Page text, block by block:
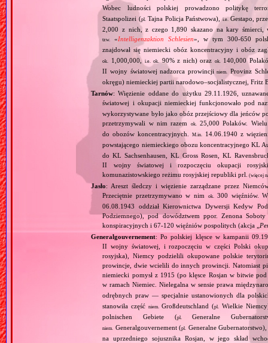
Wobec ludności polskiej prowadzono politykę
Staatspolizei (pl. Tajna Policja Państwowa),i.e.Gestapo,
2,000 z nich, z czego 1,890 skazano na kary śmierci,
tzw. «Intelligenzaktion Schlesien», w tym 300‐650
znajdował się niemiecki obóz koncentracyjny i obóz
ok. 1,000,000, i.e. ok. 90% z nich) oraz ok. 140,000
II wojny światowej nadzorca prowincjiniem. Provinz
okręgu) niemieckiej partii narodowo–socjalistycznej, Fritz
Tarnów: Więzienie oddane do użytku 29.11.1926,
światowej i okupacji niemieckiej funkcjonowało pod
wykorzystywane było jako obóz przejściowy dla jeńców
przetrzymywali w nim razem
ok. 25,000 Polaków.
do obozów koncentracyjnych.M.in.
14.06.1940 z
powstającego niemieckiego obozu koncentracyjnego KL
do KL Sachsenhausen, KL Gross Rosen, KL
II wojny światowej i rozpoczęciu okupacji
komunazistowskiego reżimu rosyjskiej republiki prl.
(więcej
Jasło: Areszt śledczy i więzienie zarządzane przez
Przeciętnie przetrzymywano w nim
ok.
300 więźniów.
06.08.1943 oddział Kierownictwa Dywersji Kedyw
Podziemnego), pod dowództwem ppor. Zenona Soboty
konspiracyjnych i 67‐120 więźniów pospolitych (akcja „
Generalgouvernement: Po polskiej klęsce w kampanii
II wojny światowej, i rozpoczęciu w części Polski
rosyjska), Niemcy podzielili okupowane polskie
prowincje, dwie wcielili do innych prowincji. Natomiast
niemiecki pomysł z 1915 (po klęsce Rosjan w bitwie
w ramach Niemiec. Nielegalna w sensie prawa
odrębnych praw — specjalnie ustanowionych dla
stanowiła część niem. Großdeutschland (pl. Wielkie
polnischen Gebiete (pl. Generalne
niem. Generalgouvernement (pl. Generalne
na uprzedniego sojusznika Rosjan, w jego skład